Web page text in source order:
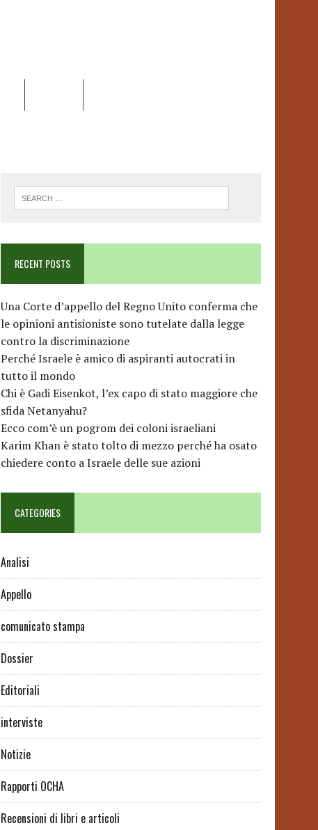
RECENT POSTS
Una Corte d’appello del Regno Unito conferma che
le opinioni antisioniste sono tutelate dalla legge
contro la discriminazione
Perché Israele è amico di aspiranti autocrati in
tutto il mondo
Chi è Gadi Eisenkot, l’ex capo di stato maggiore che
sfida Netanyahu?
Ecco com’è un pogrom dei coloni israeliani
Karim Khan è stato tolto di mezzo perché ha osato
chiedere conto a Israele delle sue azioni
CATEGORIES
Analisi
Appello
comunicato stampa
Dossier
Editoriali
interviste
Notizie
Rapporti OCHA
Recensioni di libri e articoli